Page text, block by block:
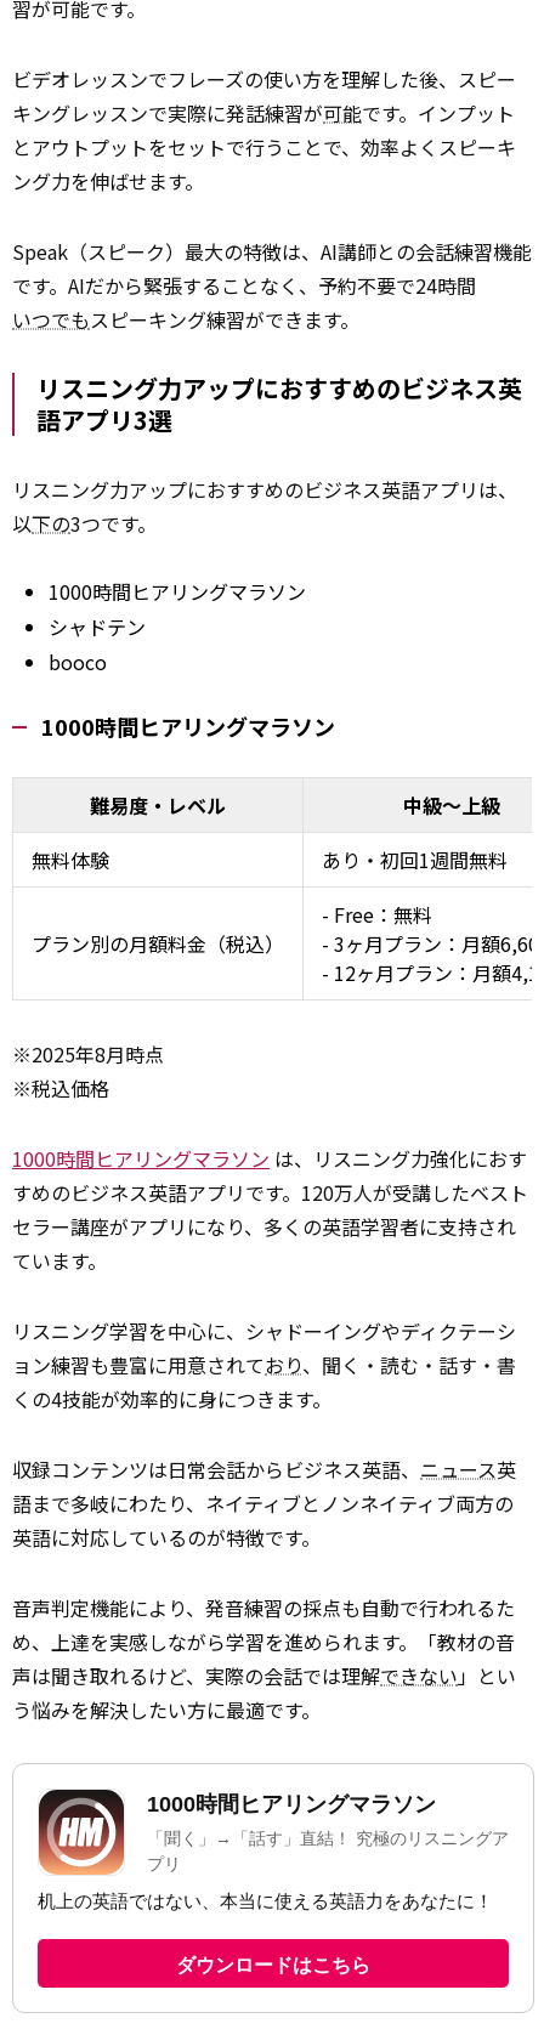
習が可能です。
ビデオレッスンでフレーズの使い方を理解した後、スピー
キングレッスンで実際に発話練習が可能です。インプット
とアウトプットをセットで行うことで、効率よくスピーキ
ング力を伸ばせます。
Speak（スピーク）最大の特徴は、AI講師との会話練習機能
です。AIだから緊張することなく、予約不要で24時間
いつでもスピーキング練習ができます。
リスニング力アップにおすすめのビジネス英
語アプリ3選
リスニング力アップにおすすめのビジネス英語アプリは、
以下の3つです。
1000時間ヒアリングマラソン
シャドテン
booco
1000時間ヒアリングマラソン
難易度・レベル
中級～上級
無料体験
あり・初回1週間無料
プラン別の月額料金（税込）
- Free：無料
- 3ヶ月プラン：月額
- 12ヶ月プラン：月額
※2025年8月時点
※税込価格
1000時間ヒアリングマラソン は、リスニング力強化におす
すめのビジネス英語アプリです。120万人が受講したベスト
セラー講座がアプリになり、多くの英語学習者に支持され
ています。
リスニング学習を中心に、シャドーイングやディクテーシ
ョン練習も豊富に用意されており、聞く・読む・話す・書
くの4技能が効率的に身につきます。
収録コンテンツは日常会話からビジネス英語、 ニュース英
語まで多岐にわたり、ネイティブとノンネイティブ両方の
英語に対応しているのが特徴です。
音声判定機能により、発音練習の採点も自動で行われるた
め、上達を実感しながら学習を進められます。「教材の音
声は聞き取れるけど、実際の会話では理解できない」とい
う悩みを解決したい方に最適です。